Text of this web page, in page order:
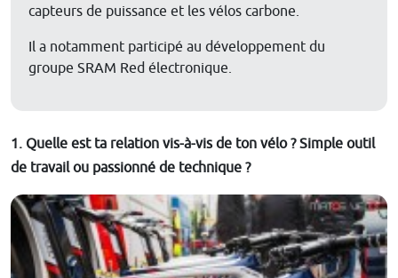
capteurs de puissance et les vélos carbone.
Il a notamment participé au développement du
groupe SRAM Red électronique.
1. Quelle est ta relation vis-à-vis de ton vélo ? Simple outil
de travail ou passionné de technique ?